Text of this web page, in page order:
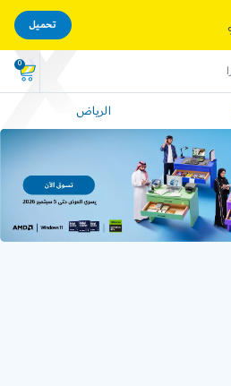
0
الرياض
تحميل